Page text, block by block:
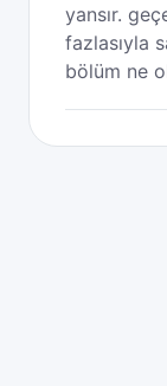
yansır.
fazlasıyla
bölüm ne